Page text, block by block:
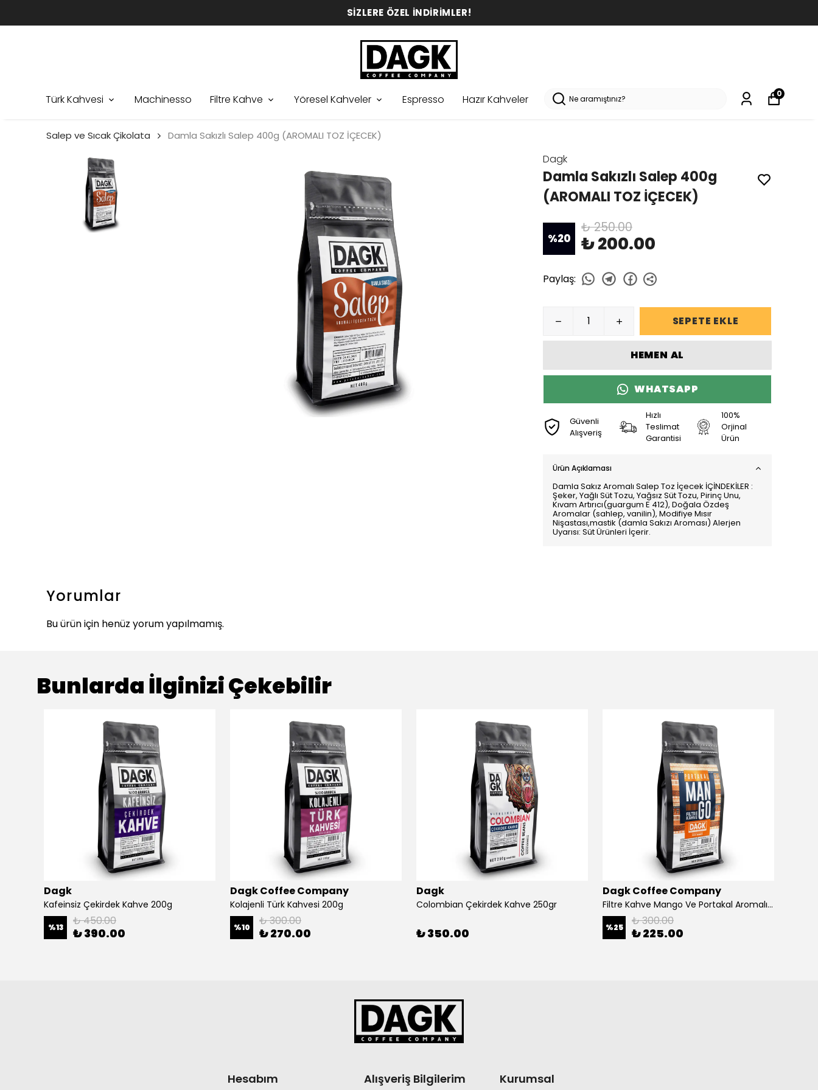
SİZLERE ÖZEL İNDİRİMLER!
Türk Kahvesi Machinesso Filtre Kahve Yöresel Kahveler Espresso Hazır Kahveler Salep ve Sıcak Çikolata 0
Salep ve Sıcak Çikolata Damla Sakızlı Salep 400g (AROMALI TOZ İÇECEK)
Dagk
Damla Sakızlı Salep 400g
(AROMALI TOZ İÇECEK)
%20
₺ 250.00
₺ 200.00
Paylaş:
SEPETE EKLE
HEMEN AL
WHATSAPP
Güvenli
Alışveriş
Hızlı
Teslimat
Garantisi
100%
Orjinal
Ürün
Ürün Açıklaması
Damla Sakız Aromalı Salep Toz İçecek İÇİNDEKİLER :
Şeker, Yağlı Süt Tozu, Yağsız Süt Tozu, Pirinç Unu,
Kıvam Artırıcı(guargum E 412), Doğala Özdeş
Aromalar (sahlep, vanilin), Modifiye Mısır
Nişastası,mastik (damla Sakızı Aroması) Alerjen
Uyarısı: Süt Ürünleri İçerir.
Yorumlar
Bu ürün için henüz yorum yapılmamış.
Bunlarda İlginizi Çekebilir
Dagk
Kafeinsiz Çekirdek Kahve 200g
%13 ₺ 450.00
₺ 390.00
Dagk Coffee Company
Kolajenli Türk Kahvesi 200g
%10 ₺ 300.00
₺ 270.00
Dagk
Colombian Çekirdek Kahve 250gr
₺ 350.00
Dagk Coffee Company
Filtre Kahve Mango Ve Portakal Aromalı 200gr
%25 ₺ 300.00
₺ 225.00
Hesabım Alışveriş Bilgilerim Kurumsal